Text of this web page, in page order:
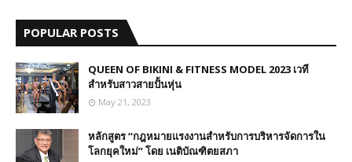
POPULAR POSTS
QUEEN OF BIKINI & FITNESS MODEL 2023 เวที
สำหรับสาวสายปั้นหุ่น
May 21, 2023
หลักสูตร “กฎหมายแรงงานสำหรับการบริหารจัดการใน
โลกยุคใหม่” โดย เนติบัณฑิตยสภา